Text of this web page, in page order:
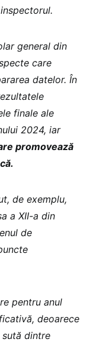
general din
care
datelor. În
finale ale
2024, iar
promovează
de exemplu,
a XII-a din
de
pentru anul
deoarece
sută dintre